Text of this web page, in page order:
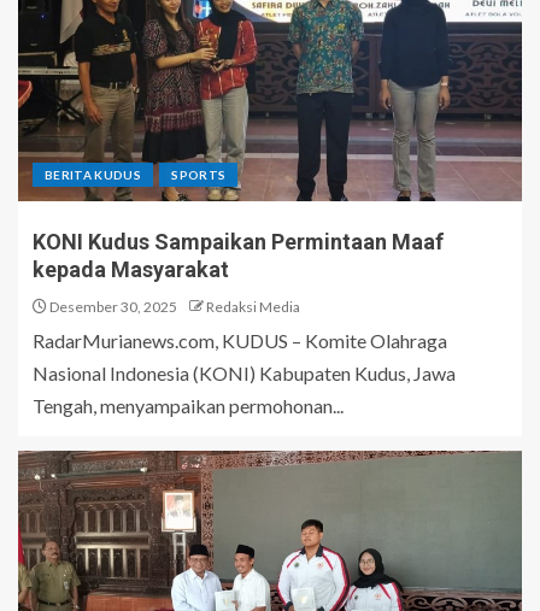
BERITA KUDUS SPORTS
KONI Kudus Sampaikan Permintaan Maaf
kepada Masyarakat
Desember 30, 2025 Redaksi Media
RadarMurianews.com, KUDUS – Komite Olahraga
Nasional Indonesia (KONI) Kabupaten Kudus, Jawa
Tengah, menyampaikan permohonan...